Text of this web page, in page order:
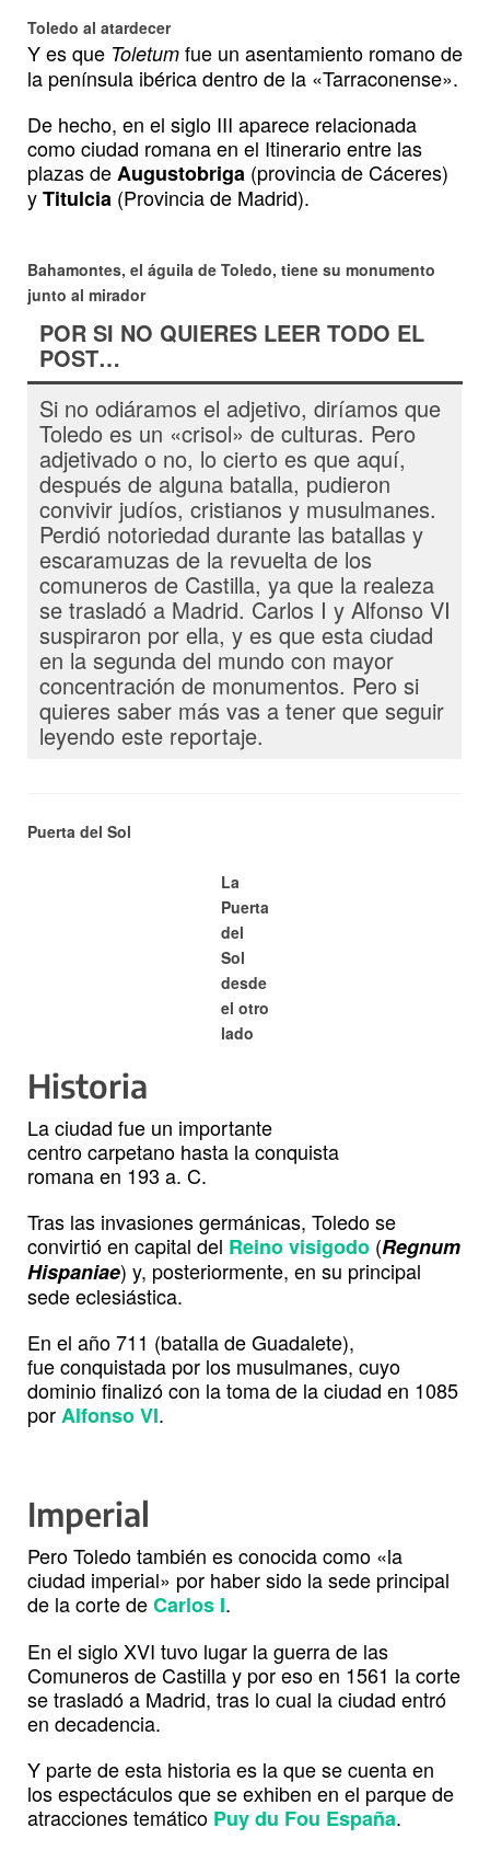
Toledo al atardecer
Y es que Toletum fue un asentamiento romano de
la península ibérica dentro de la «Tarraconense».
De hecho, en el siglo III aparece relacionada
como ciudad romana en el Itinerario entre las
plazas deAugustobriga (provincia de Cáceres)
yTitulcia (Provincia de Madrid).
Bahamontes, el águila de Toledo, tiene su monumento
junto al mirador
POR SI NO QUIERES LEER TODO EL
POST…
Si no odiáramos el adjetivo, diríamos que
Toledo es un «crisol» de culturas. Pero
adjetivado o no, lo cierto es que aquí,
después de alguna batalla, pudieron
convivir judíos, cristianos y musulmanes.
Perdió notoriedad durante las batallas y
escaramuzas de la revuelta de los
comuneros de Castilla, ya que la realeza
se trasladó a Madrid. Carlos I y Alfonso VI
suspiraron por ella, y es que esta ciudad
en la segunda del mundo con mayor
concentración de monumentos. Pero si
quieres saber más vas a tener que seguir
leyendo este reportaje.
Puerta del Sol
La
Puerta
del
Sol
desde
el otro
lado
Historia
La ciudad fue un importante
centro carpetano hasta la conquista
romana en 193 a. C.
Tras las invasiones germánicas, Toledo se
convirtió en capital del Reino visigodo (Regnum
Hispaniae) y, posteriormente, en su principal
sede eclesiástica.
En el año 711 (batalla de Guadalete),
fue conquistada por los musulmanes, cuyo
dominio finalizó con la toma de la ciudad en 1085
porAlfonso VI.
Imperial
Pero Toledo también es conocida como «la
ciudad imperial» por haber sido la sede principal
de la corte deCarlos I.
En el siglo XVI tuvo lugar la guerra de las
Comuneros de Castilla y por eso en 1561 la corte
se trasladó a Madrid, tras lo cual la ciudad entró
en decadencia.
Y parte de esta historia es la que se cuenta en
los espectáculos que se exhiben en el parque de
atracciones temático Puy du Fou España.